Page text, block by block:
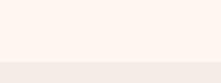
Wir möchten sicherstellen, dass du mit deinem Geschenk